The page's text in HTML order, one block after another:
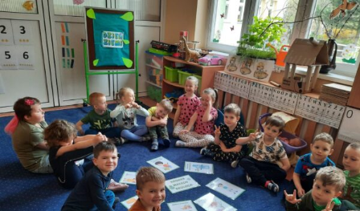
Aktualności
O Nas
Grupy
Kontakt